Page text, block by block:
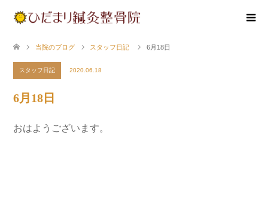
当院のブログ スタッフ日記 6月18日
スタッフ日記 2020.06.18
6月18日
おはようございます。